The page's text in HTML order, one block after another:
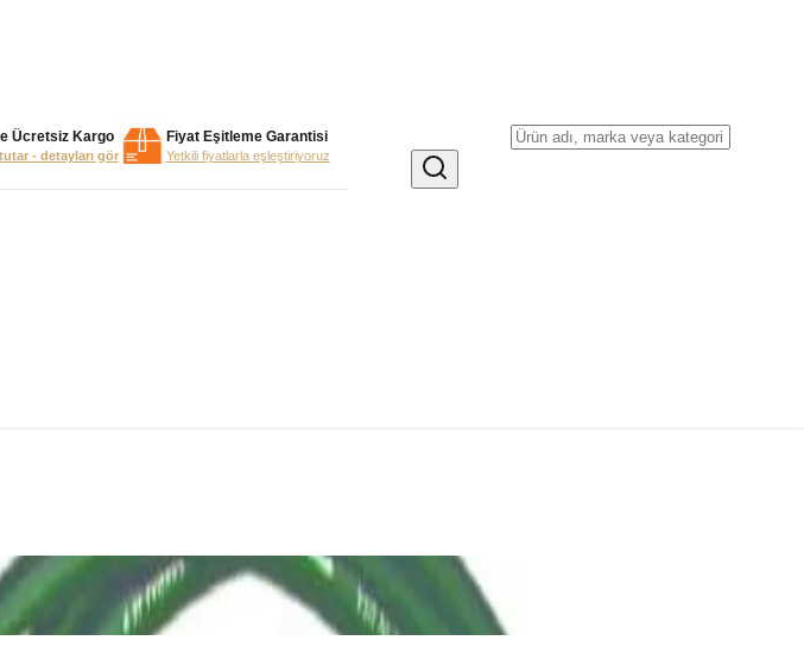
Ücretsiz Kargo
- detayları gör
Fiyat Eşitleme Garantisi
Yetkili fiyatlarla eşleştiriyoruz